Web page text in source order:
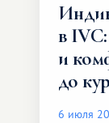
в
и
до
6 июля